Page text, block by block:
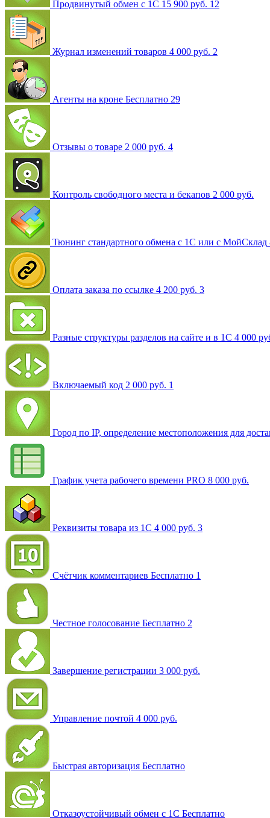
Продвинутый обмен с 1С 15 900 руб. 12
Журнал изменений товаров 4 000 руб. 2
Агенты на кроне Бесплатно 29
Отзывы о товаре 2 000 руб. 4
Контроль свободного места и бекапов 2 000 руб.
Тюнинг стандартного обмена с 1С или с МойСклад
Оплата заказа по ссылке 4 200 руб. 3
Разные структуры разделов на сайте и в 1С 4 000
Включаемый код 2 000 руб. 1
Город по IP, определение местоположения для
График учета рабочего времени PRO 8 000 руб.
Реквизиты товара из 1С 4 000 руб. 3
Счётчик комментариев Бесплатно 1
Честное голосование Бесплатно 2
Завершение регистрации 3 000 руб.
Управление почтой 4 000 руб.
Быстрая авторизация Бесплатно
Отказоустойчивый обмен с 1С Бесплатно